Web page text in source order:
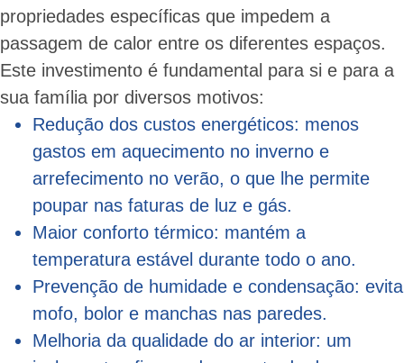
propriedades específicas que impedem a
passagem de calor entre os diferentes espaços.
Este investimento é fundamental para si e para a
sua família por diversos motivos:
Redução dos custos energéticos: menos
gastos em aquecimento no inverno e
arrefecimento no verão, o que lhe permite
poupar nas faturas de luz e gás.
Maior conforto térmico: mantém a
temperatura estável durante todo o ano.
Prevenção de humidade e condensação: evita
mofo, bolor e manchas nas paredes.
Melhoria da qualidade do ar interior: um